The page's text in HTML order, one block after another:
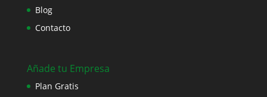
Blog
Contacto
Añade tu Empresa
Plan Gratis